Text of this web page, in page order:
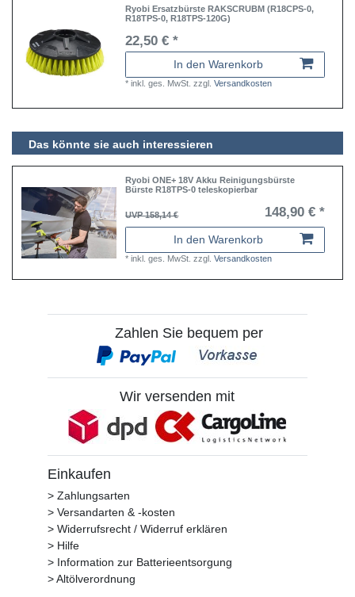
Ryobi Ersatzbürste RAKSCRUBM (R18CPS-0,
R18TPS-0, R18TPS-120G)
22,50 € *
In den Warenkorb
*inkl. ges. MwSt. zzgl.Versandkosten
Das könnte sie auch interessieren
Ryobi ONE+ 18V Akku Reinigungsbürste
Bürste R18TPS-0 teleskopierbar
UVP 158,14 € 148,90 € *
In den Warenkorb
*inkl. ges. MwSt. zzgl.Versandkosten
Zahlen Sie bequem per
Wir versenden mit
Einkaufen
> Zahlungsarten
> Versandarten & -kosten
> Widerrufsrecht / Widerruf erklären
> Hilfe
> Information zur Batterieentsorgung
> Altölverordnung